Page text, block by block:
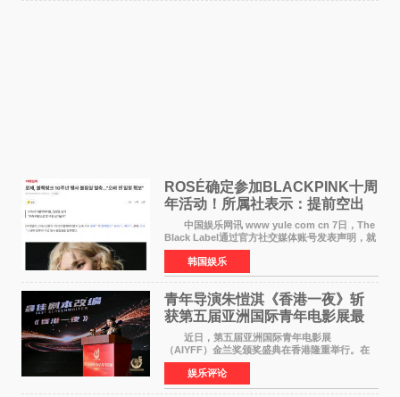
ROSÉ确定参加BLACKPINK十周
年活动！所属社表示：提前空出
了时间
中国娱乐网讯 www yule com cn 7日，The
Black Label通过官方社交媒体账号发表声明，就
近期网络上关于ROS&Eacute;个人行程及是否参
加BLACKPINK出道纪念活动的种种猜测作出正
式回应。 Th
韩国娱乐
青年导演朱愷淇《香港一夜》斩
获第五届亚洲国际青年电影展最
佳剧本改编奖
近日，第五届亚洲国际青年电影展
（AIYFF）金兰奖颁奖盛典在香港隆重举行。在
这场汇聚数百位海内外电影人、文化界人士及媒
体代表的亚洲青年影视盛会上，香港本土电影
《香港一夜》（Dawn in Ho
娱乐评论